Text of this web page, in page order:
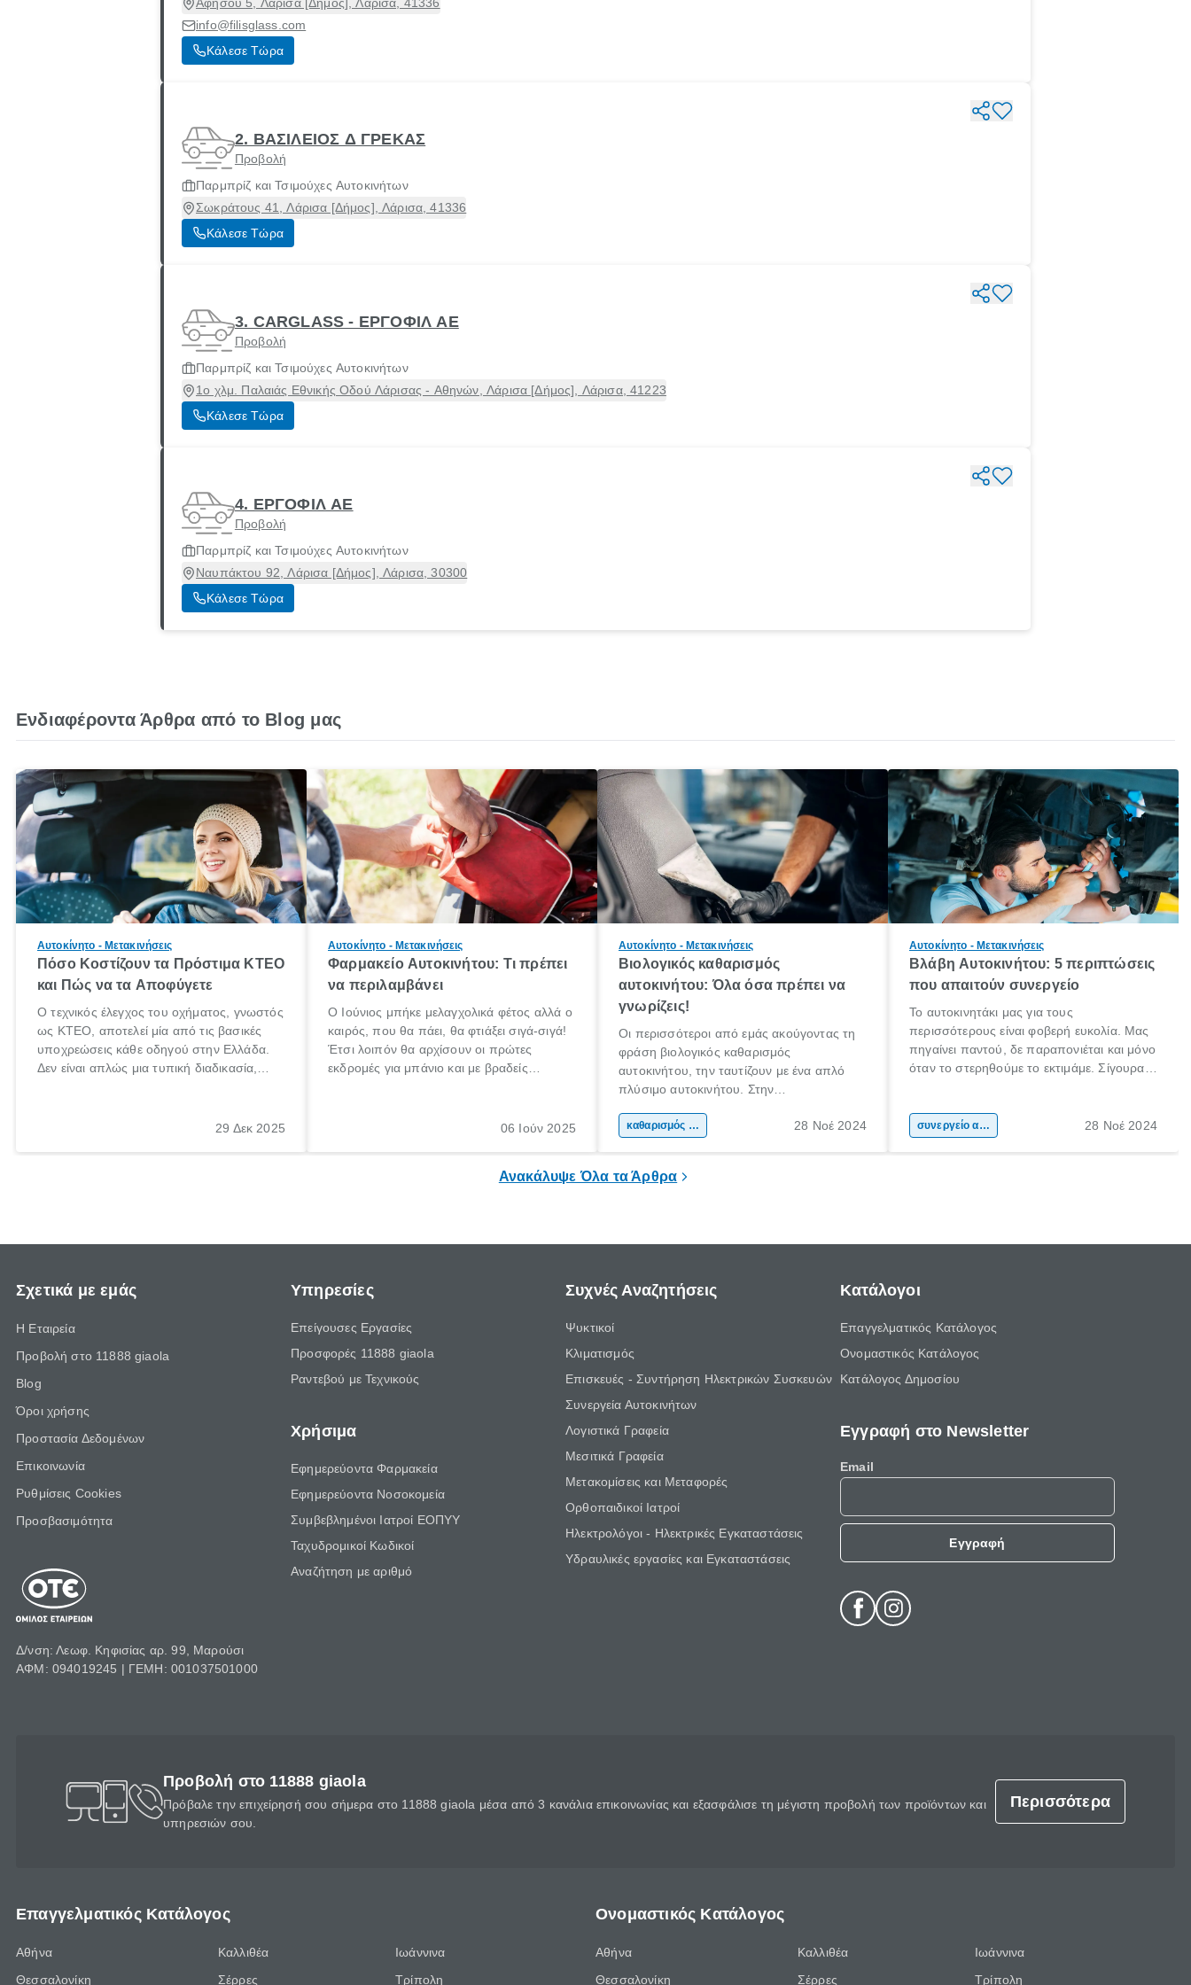
info@filisglass.com
Κάλεσε Τώρα
2. ΒΑΣΙΛΕΙΟΣ Δ ΓΡΕΚΑΣ
Προβολή
Παρμπρίζ και Τσιμούχες Αυτοκινήτων
Σωκράτους 41, Λάρισα [Δήμος], Λάρισα, 41336
Κάλεσε Τώρα
3. CARGLASS - ΕΡΓΟΦΙΛ ΑΕ
Προβολή
Παρμπρίζ και Τσιμούχες Αυτοκινήτων
1ο χλμ. Παλαιάς Εθνικής Οδού Λάρισας - Αθηνών, Λάρισα [Δήμος], Λάρισα, 41223
Κάλεσε Τώρα
4. ΕΡΓΟΦΙΛ ΑΕ
Προβολή
Παρμπρίζ και Τσιμούχες Αυτοκινήτων
Ναυπάκτου 92, Λάρισα [Δήμος], Λάρισα, 30300
Κάλεσε Τώρα
Ενδιαφέροντα Άρθρα από το Blog μας
Αυτοκίνητο - Μετακινήσεις
Πόσο Κοστίζουν τα Πρόστιμα ΚΤΕΟ
και Πώς να τα Αποφύγετε
Ο τεχνικός έλεγχος του οχήματος, γνωστός
ως ΚΤΕΟ, αποτελεί μία από τις βασικές
υποχρεώσεις κάθε οδηγού στην Ελλάδα.
Δεν είναι απλώς μια τυπική διαδικασία,
οδηγών και του περιβάλλοντος. Ωστόσο,
29 Δεκ 2025
Αυτοκίνητο - Μετακινήσεις
Φαρμακείο Αυτοκινήτου: Τι πρέπει
να περιλαμβάνει
Ο Ιούνιος μπήκε μελαγχολικά φέτος αλλά ο
καιρός, που θα πάει, θα φτιάξει σιγά-σιγά!
Έτσι λοιπόν θα αρχίσουν οι πρώτες
εκδρομές για μπάνιο και με βραδείς
06 Ιούν 2025
Αυτοκίνητο - Μετακινήσεις
Βιολογικός καθαρισμός
αυτοκινήτου: Όλα όσα πρέπει να
γνωρίζεις!
Οι περισσότεροι από εμάς ακούγοντας τη
φράση βιολογικός καθαρισμός
αυτοκινήτου, την ταυτίζουν με ένα απλό
πλύσιμο αυτοκινήτου. Στην
βιολογικός καθαρισμός αυτοκινήτου, είναι
καθαρισμός αυτοκινήτου 28 Νοέ 2024
Αυτοκίνητο - Μετακινήσεις
Βλάβη Αυτοκινήτου: 5 περιπτώσεις
που απαιτούν συνεργείο
Το αυτοκινητάκι μας για τους
περισσότερους είναι φοβερή ευκολία. Μας
πηγαίνει παντού, δε παραπονιέται και μόνο
όταν το στερηθούμε το εκτιμάμε. Σίγουρα
που αν παρουσιαστεί μία βλάβη (ειδικά αν
δε τη θεωρούμε σοβαρή) θα αναβάλουμε
συνεργείο αυτοκινήτου 28 Νοέ 2024
Ανακάλυψε Όλα τα Άρθρα
Σχετικά με εμάς
Η Εταιρεία
Προβολή στο 11888 giaola
Blog
Όροι χρήσης
Προστασία Δεδομένων
Επικοινωνία
Ρυθμίσεις Cookies
Προσβασιμότητα
Δ/νση: Λεωφ. Κηφισίας αρ. 99, Μαρούσι
ΑΦΜ: 094019245 | ΓΕΜΗ: 001037501000
Υπηρεσίες
Επείγουσες Εργασίες
Προσφορές 11888 giaola
Ραντεβού με Τεχνικούς
Χρήσιμα
Εφημερεύοντα Φαρμακεία
Εφημερεύοντα Νοσοκομεία
Συμβεβλημένοι Ιατροί ΕΟΠΥΥ
Ταχυδρομικοί Κωδικοί
Αναζήτηση με αριθμό
Συχνές Αναζητήσεις
Ψυκτικοί
Κλιματισμός
Επισκευές - Συντήρηση Ηλεκτρικών Συσκευών
Συνεργεία Αυτοκινήτων
Λογιστικά Γραφεία
Μεσιτικά Γραφεία
Μετακομίσεις και Μεταφορές
Ορθοπαιδικοί Ιατροί
Ηλεκτρολόγοι - Ηλεκτρικές Εγκαταστάσεις
Υδραυλικές εργασίες και Εγκαταστάσεις
Κατάλογοι
Επαγγελματικός Κατάλογος
Ονομαστικός Κατάλογος
Κατάλογος Δημοσίου
Εγγραφή στο Newsletter
Email
Εγγραφή
Προβολή στο 11888 giaola
Πρόβαλε την επιχείρησή σου σήμερα στο 11888 giaola μέσα από 3 κανάλια επικοινωνίας και εξασφάλισε τη μέγιστη προβολή των προϊόντων και
υπηρεσιών σου.
Περισσότερα
Επαγγελματικός Κατάλογος
Αθήνα
Θεσσαλονίκη
Καλλιθέα
Σέρρες
Ιωάννινα
Τρίπολη
Ονομαστικός Κατάλογος
Αθήνα
Θεσσαλονίκη
Καλλιθέα
Σέρρες
Ιωάννινα
Τρίπολη